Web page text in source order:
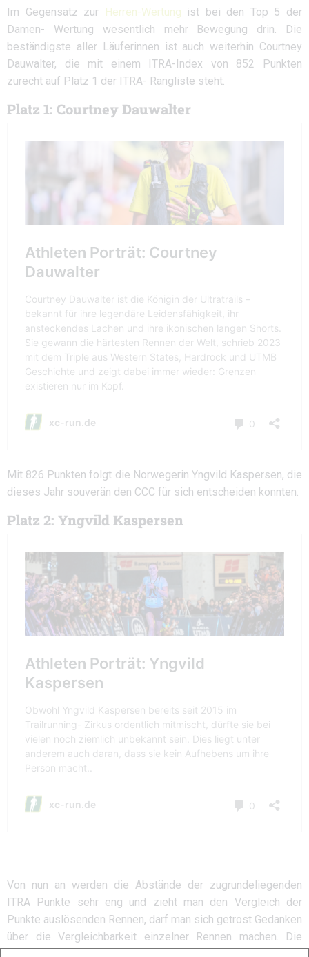
Im Gegensatz zur Herren-Wertung ist bei den Top 5 der
Damen- Wertung wesentlich mehr Bewegung drin. Die
beständigste aller Läuferinnen ist auch weiterhin Courtney
Dauwalter, die mit einem ITRA-Index von 852 Punkten
zurecht auf Platz 1 der ITRA- Rangliste steht.
Platz 1: Courtney Dauwalter
Mit 826 Punkten folgt die Norwegerin Yngvild Kaspersen, die
dieses Jahr souverän den CCC für sich entscheiden konnten.
Platz 2: Yngvild Kaspersen
Von nun an werden die Abstände der zugrundeliegenden
ITRA Punkte sehr eng und zieht man den Vergleich der
Punkte auslösenden Rennen, darf man sich getrost Gedanken
über die Vergleichbarkeit einzelner Rennen machen. Die